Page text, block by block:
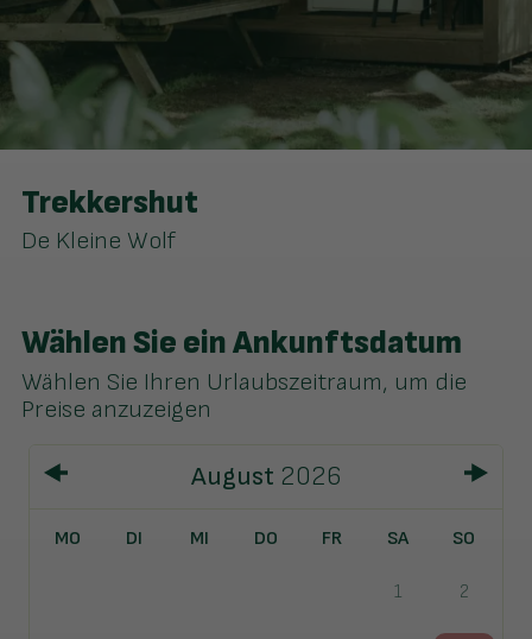
Trekkershut
De Kleine Wolf
Wählen Sie ein Ankunftsdatum
Wählen Sie Ihren Urlaubszeitraum, um die
Preise anzuzeigen
August 2026
MO DI MI DO FR SA SO
1 2